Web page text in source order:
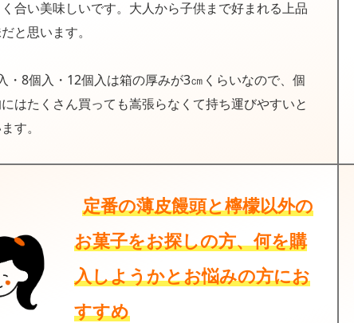
く合い美味しいです。大人から子供まで好まれる上品
と思います。
・8個入・12個入は箱の厚みが3㎝くらいなので、個
はたくさん買っても嵩張らなくて持ち運びやすいと
す。
定番の薄皮饅頭と檸檬以外の
お菓子をお探しの方、何を購
入しようかとお悩みの方にお
すすめ